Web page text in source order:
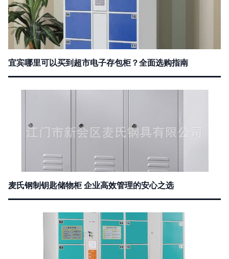
宜宾哪里可以买到超市电子存包柜？全面选购指南
麦氏钢制钥匙储物柜 企业高效管理的安心之选